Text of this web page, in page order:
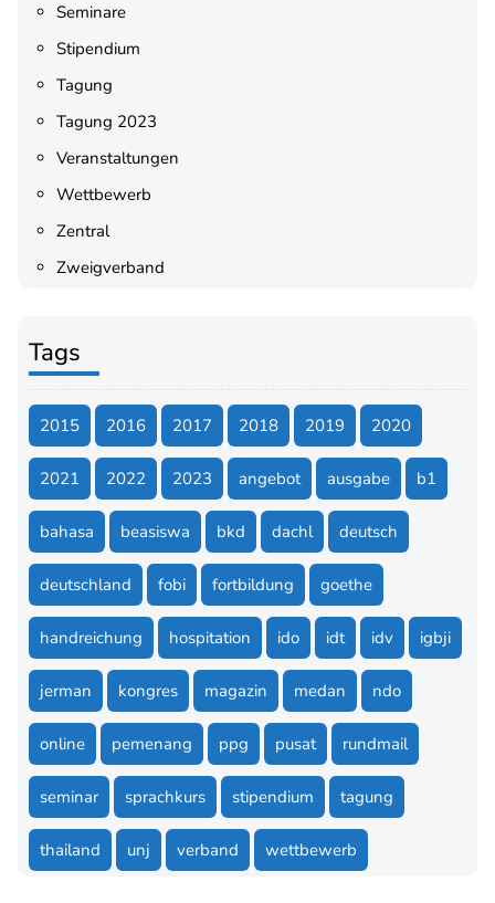
Seminare
Stipendium
Tagung
Tagung 2023
Veranstaltungen
Wettbewerb
Zentral
Zweigverband
Tags
2015 2016 2017 2018 2019 2020
2021 2022 2023 angebot ausgabe b1
bahasa beasiswa bkd dachl deutsch
deutschland fobi fortbildung goethe
handreichung hospitation ido idt idv igbji
jerman kongres magazin medan ndo
online pemenang ppg pusat rundmail
seminar sprachkurs stipendium tagung
thailand unj verband wettbewerb